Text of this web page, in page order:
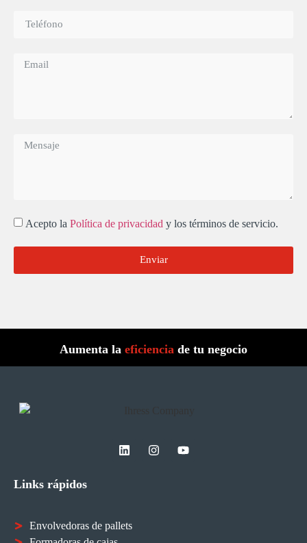
Acepto la Política de privacidad y los términos de servicio.
Enviar
Aumenta la eficiencia de tu negocio
Links rápidos
Envolvedoras de pallets